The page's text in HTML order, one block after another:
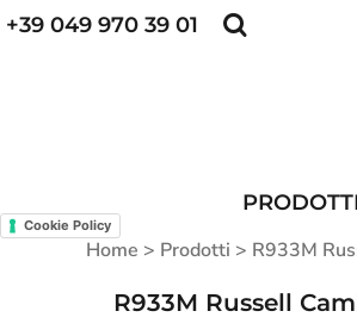
+39 049 970 39 01
PRODOTTI
Cookie Policy
Home > Prodotti > R933M
R933M Russell
PRODOTTI
MAGLIETTE PERSONALIZZATE
CONTATTI
ACCESSO
POLO PERSONALIZZATE
DIVISE RISTORAZIONE
POLO PERSONALIZZATE